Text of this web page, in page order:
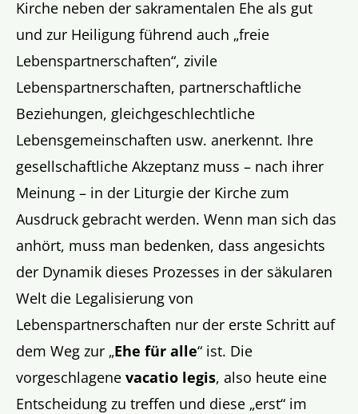
Kirche neben der sakramentalen Ehe als gut
und zur Heiligung führend auch „freie
Lebenspartnerschaften“, zivile
Lebenspartnerschaften, partnerschaftliche
Beziehungen, gleichgeschlechtliche
Lebensgemeinschaften usw. anerkennt. Ihre
gesellschaftliche Akzeptanz muss – nach ihrer
Meinung – in der Liturgie der Kirche zum
Ausdruck gebracht werden. Wenn man sich das
anhört, muss man bedenken, dass angesichts
der Dynamik dieses Prozesses in der säkularen
Welt die Legalisierung von
Lebenspartnerschaften nur der erste Schritt auf
dem Weg zur „Ehe für alle“ ist. Die
vorgeschlagene vacatio legis, also heute eine
Entscheidung zu treffen und diese „erst“ im